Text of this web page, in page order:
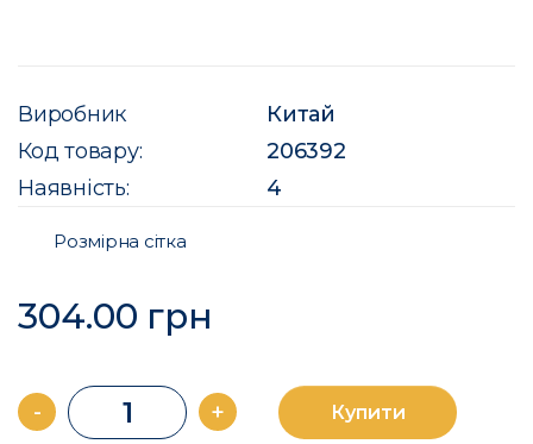
Виробник
Китай
Код товару:
206392
Наявність:
4
Розмірна сітка
304.00 грн
- + Купити